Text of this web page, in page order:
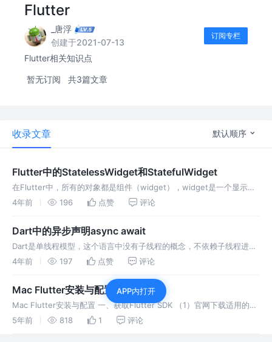
Flutter
_唐浮
创建于2021-07-13
订阅专栏
Flutter相关知识点
暂无订阅 共3篇文章
收录文章 默认顺序
Flutter中的StatelessWidget和StatefulWidget
在Flutter中，所有的对象都是组件（widget），widget是一个显示元
素的配置，而StatelessWidget和StatefulWidget 是Flutter中必不可
4年前 196 点赞 评论
Dart中的异步声明async await
Dart是单线程模型，这个语言中没有子线程的概念，不依赖子线程进行
异步操作。 那么在耗时的业务场景（网络请求、文件读写等），它是怎
4年前 197 点赞 评论
Mac Flutter安装与配置
Mac Flutter安装与配置 一、获取Flutter SDK （1）官网下载适用的
SDK：https://flutter.dev/docs/development/tools/sdk
5年前 818 1 评论
APP内打开